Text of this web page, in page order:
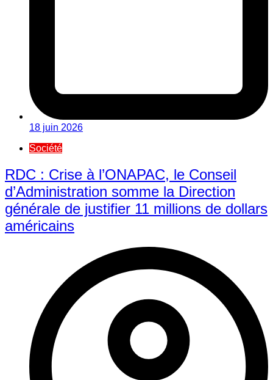
18 juin 2026
Société
RDC : Crise à l’ONAPAC, le Conseil
d’Administration somme la Direction
générale de justifier 11 millions de dollars
américains